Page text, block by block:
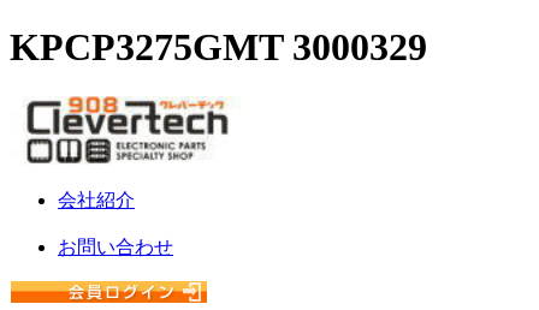
KPCP3275GMT 3000329
会社紹介
お問い合わせ